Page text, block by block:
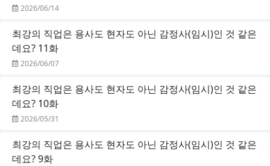
2026/06/14
최강의 직업은 용사도 현자도 아닌 감정사(임시)인 것 같은
데요? 11화
2026/06/07
최강의 직업은 용사도 현자도 아닌 감정사(임시)인 것 같은
데요? 10화
2026/05/31
최강의 직업은 용사도 현자도 아닌 감정사(임시)인 것 같은
데요? 9화